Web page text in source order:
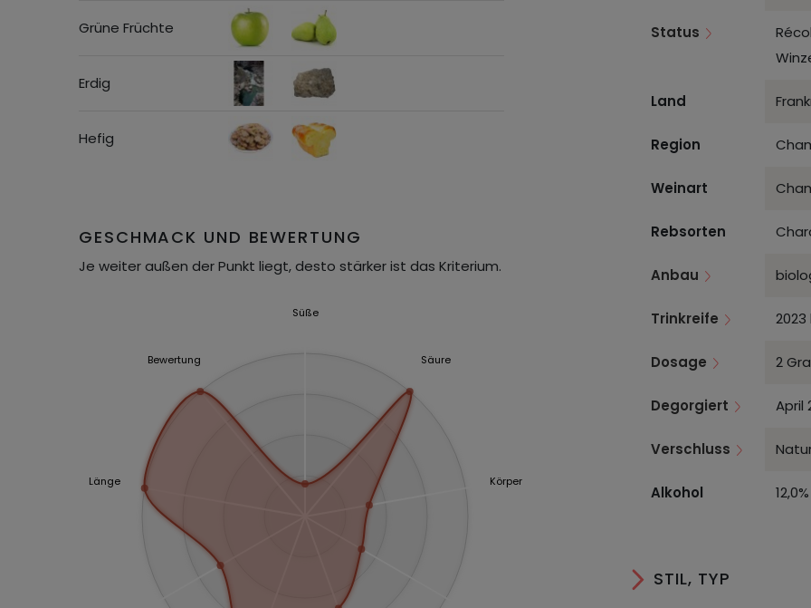
Grüne Früchte
Erdig
Hefig
GESCHMACK UND BEWERTUNG
Je weiter außen der Punkt liegt, desto stärker ist das Kriterium.
Süße
Säure
Körper
Länge
Bewertung
Status
Land
Region
Weinart
Rebsorten
Anbau
Trinkreife 2023
Dosage 2
Degorgiert April
Verschluss
Alkohol 12,0%
STIL, TYP